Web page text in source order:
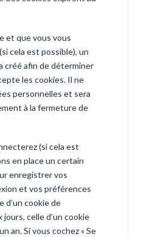
et que vous vous
cela est possible), un
créé afin de déterminer
les cookies. Il ne
personnelles et sera
à la fermeture de
(si cela est
en place un certain
enregistrer vos
et vos préférences
d’un cookie de
celle d’un cookie
an. Si vous cochez « Se